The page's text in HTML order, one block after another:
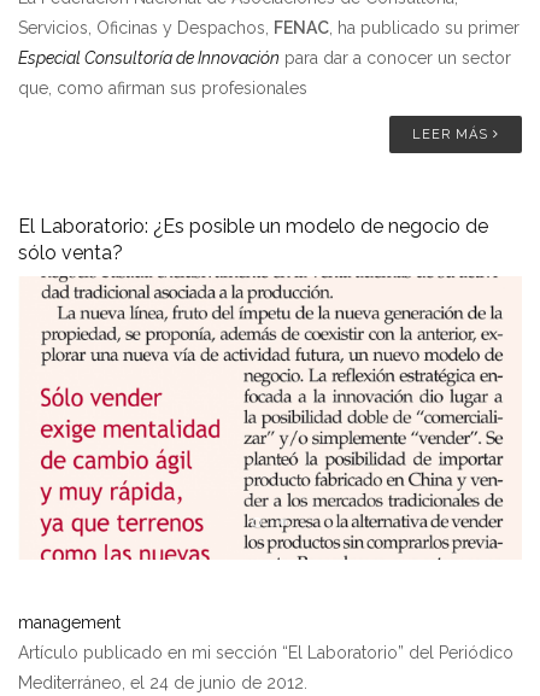
Servicios, Oficinas y Despachos,
FENAC , ha publicado su primer
Especial Consultoría de Innovación para dar a conocer un sector
que, como afirman sus profesionales
LEER MÁS
El Laboratorio: ¿Es posible un modelo de negocio de
sólo venta?
management
Artículo publicado en mi sección “El Laboratorio” del Periódico
Mediterráneo, el 24 de junio de 2012.